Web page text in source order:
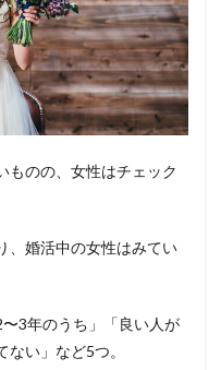
ものの、女性はチェック
、婚活中の女性はみてい
3年のうち」「良い人が
い」など5つ。